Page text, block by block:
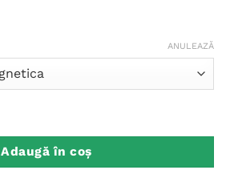
ANULEAZĂ
Adaugă în coș